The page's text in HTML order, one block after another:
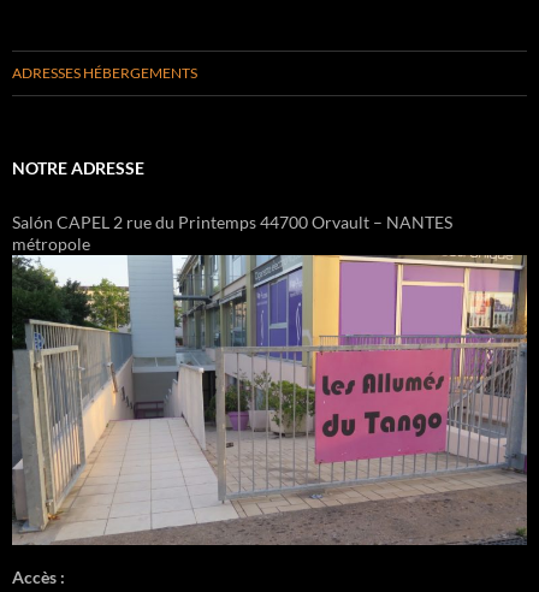
ADRESSES HÉBERGEMENTS
NOTRE ADRESSE
Salón CAPEL 2 rue du Printemps 44700 Orvault – NANTES
métropole
Accès :